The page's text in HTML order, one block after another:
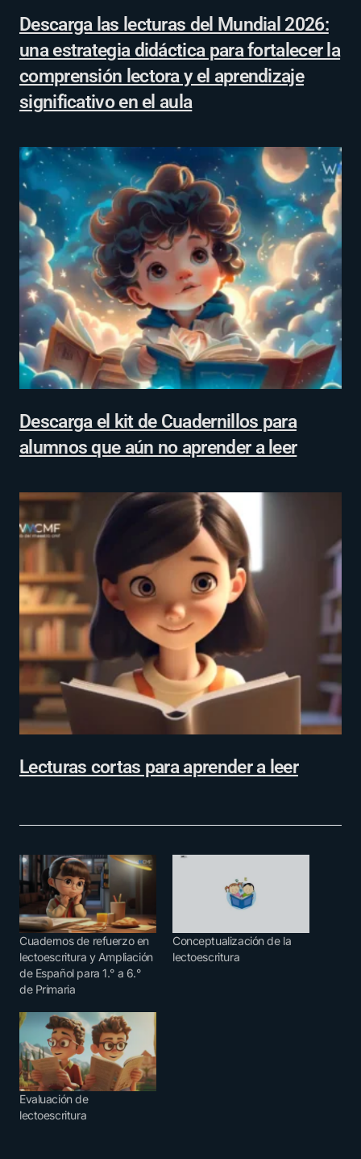
Descarga las lecturas del Mundial 2026:
una estrategia didáctica para fortalecer la
comprensión lectora y el aprendizaje
significativo en el aula
Descarga el kit de Cuadernillos para
alumnos que aún no aprender a leer
Lecturas cortas para aprender a leer
Cuadernos de refuerzo en
lectoescritura y Ampliación
de Español para 1.° a 6.°
de Primaria
Conceptualización de la
lectoescritura
Evaluación de
lectoescritura